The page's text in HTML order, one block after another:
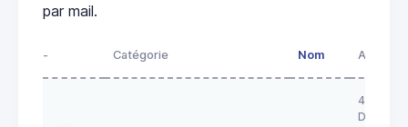
par mail.
- Catégorie Nom Adresse
43 RUE